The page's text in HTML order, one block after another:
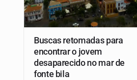
Buscas retomadas para
encontrar o jovem
desaparecido no mar de
fonte bila